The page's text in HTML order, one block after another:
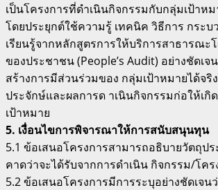
เป็นโครงการที่ดำเนินกิจกรรมกับกลุ่มเป้าห
โดยประยุกต์ใช้ความรู้ เทคนิค วิธีการ กระบ
เรียนรู้จากหลักสูตรการให้บริการสาธารณะ
ของประชาชน (People’s Audit) อย่างชัดเจ
สร้างการมีส่วนร่วมของ กลุ่มเป้าหมายได้จริ
ประจักษ์และผลการด าเนินกิจกรรมก่อให้เกิ
เป้าหมาย
5. เงื่อนไขการพิจารณาให้การสนับสนุนทุน
5.1 ข้อเสนอโครงการสามารถอธิบายวัตถุป
คาดว่าจะได้รับจากการดำเนิน กิจกรรม/โคร
5.2 ข้อเสนอโครงการมีการระบุอย่างชัดเจน